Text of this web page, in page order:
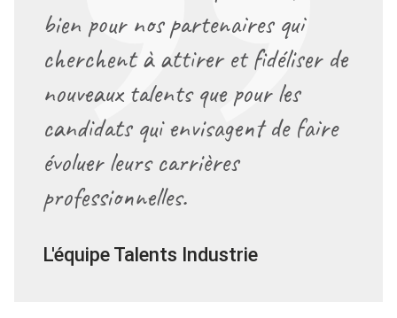
bien pour nos partenaires qui
cherchent à attirer et fidéliser de
nouveaux talents que pour les
candidats qui envisagent de faire
évoluer leurs carrières
professionnelles.
L'équipe Talents Industrie